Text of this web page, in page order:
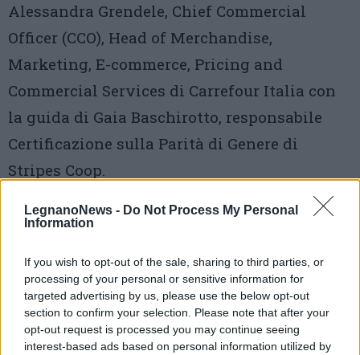
LegnanoNews - Do Not Process My Personal
Information
If you wish to opt-out of the sale, sharing to third parties, or
processing of your personal or sensitive information for
targeted advertising by us, please use the below opt-out
section to confirm your selection. Please note that after your
opt-out request is processed you may continue seeing
interest-based ads based on personal information utilized by
Alessandra Grendele, Chief Commercial
Officer (CCO), Head of Merchandise,
Marketing, E-commerce, Pricing and
Commercial Services di Carrefour Italia con
la guida di Gaia Baschirotto, responsabile
Certificazione sulla Parità di Genere di
Stripes Coop.
Che importanza ha, oggi, la figura
contesto sociale e quale impatto ha sulla
comunità circostante? L’evento L’educatore
tra scuola e territorio propone una riflessione
sulla professione educativa e sul ruolo di